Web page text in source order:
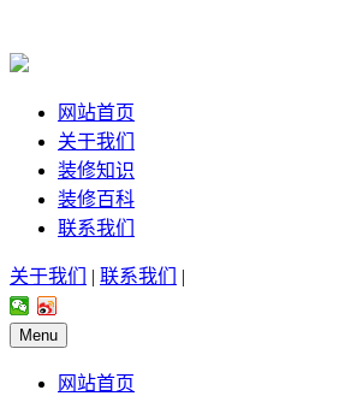
网站首页
关于我们
装修知识
装修百科
联系我们
关于我们 | 联系我们 |
Menu
网站首页